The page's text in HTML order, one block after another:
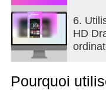
6.
HD
Pourquoi